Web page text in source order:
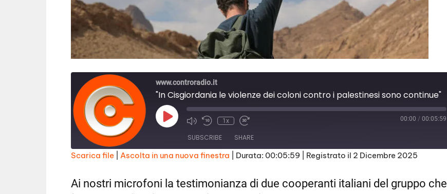
www.controradio.it
"In Cisgiordania le violenze dei coloni contro i palestinesi sono continue"
Play
Episode
1x 00:00 / 00:05:59
SUBSCRIBE SHARE
RSS FEED
LINK
Scarica file Ascolta in una nuova finestra Durata: 00:05:59 Registrato il 2 Dicembre 2025
Ai nostri microfoni la testimonianza di due cooperanti italiani del gruppo che